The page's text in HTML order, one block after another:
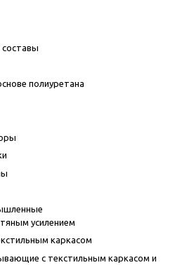
полиуретана
усилением
каркасом
с текстильным каркасом и